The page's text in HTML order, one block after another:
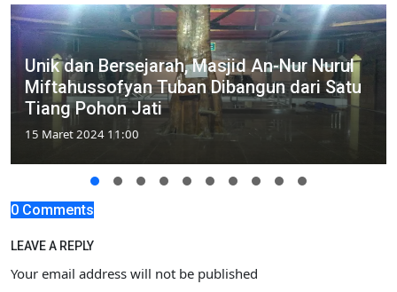
Unik dan Bersejarah, Masjid An-Nur Nurul
Miftahussofyan Tuban Dibangun dari Satu
Tiang Pohon Jati
15 Maret 2024 11:00
0 Comments
LEAVE A REPLY
Your email address will not be published